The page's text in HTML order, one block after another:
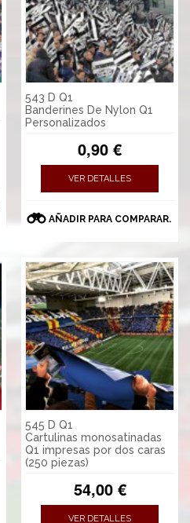
543 D Q1
Banderines De Nylon Q1
Personalizados
0,90 €
VER DETALLES
AÑADIR PARA COMPARAR.
545 D Q1
Cartulinas monosatinadas
Q1 impresas por dos caras
(250 piezas)
54,00 €
VER DETALLES